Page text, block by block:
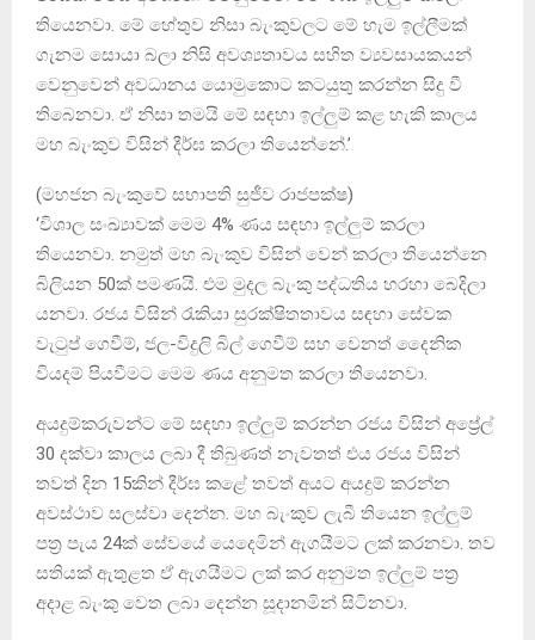
තියෙනවා. මේ හේතුව නිසා බැංකුවලට මේ හැම ඉල්ලීමක්
ගැනම සොයා බලා නිසි අවශ්‍යතාවය සහිත ව්‍යවසායකයන්
වෙනුවෙන් අවධානය යොමුකොට කටයුතු කරන්න සිදු වී
තිබෙනවා. ඒ නිසා තමයි මේ සඳහා ඉල්ලුම් කළ හැකි කාලය
මහ බැංකුව විසින් දීර්ඝ කරලා තියෙන්නේ.’
(මහජන බැංකුවේ සභාපති සුජීව රාජපක්ෂ)
‘විශාල සංඛ්‍යාවක් මෙම 4% ණය සඳහා ඉල්ලුම් කරලා
තියෙනවා. නමුත් මහ බැංකුව විසින් වෙන් කරලා තියෙන්නෙ
බිලියන 50ක් පමණයි. එම මුදල බැංකු පද්ධතිය හරහා බෙදිලා
යනවා. රජය විසින් රැකියා සුරක්ෂිතතාවය සඳහා සේවක
වැටුප් ගෙවීම්, ජල-විදුලි බිල් ගෙවීම් සහ වෙනත් දෛනික
වියදම් පියවීමට මෙම ණය අනුමත කරලා තියෙනවා.
අයදුම්කරුවන්ට මේ සඳහා ඉල්ලුම් කරන්න රජය විසින් අප්‍රේල්
30 දක්වා කාලය ලබා දී තිබුණත් නැවතත් එය රජය විසින්
තවත් දින 15කින් දීර්ඝ කළේ තවත් අයට අයදුම් කරන්න
අවස්ථාව සලස්වා දෙන්න. මහ බැංකුව ලැබී තියෙන ඉල්ලුම්
පත්‍ර පැය 24ක් සේවයේ යෙදෙමින් ඇගයීමට ලක් කරනවා. තව
සතියක් ඇතුළත ඒ ඇගයීමට ලක් කර අනුමත ඉල්ලුම් පත්‍ර
අදාළ බැංකු වෙත ලබා දෙන්න සූදානමින් සිටිනවා.